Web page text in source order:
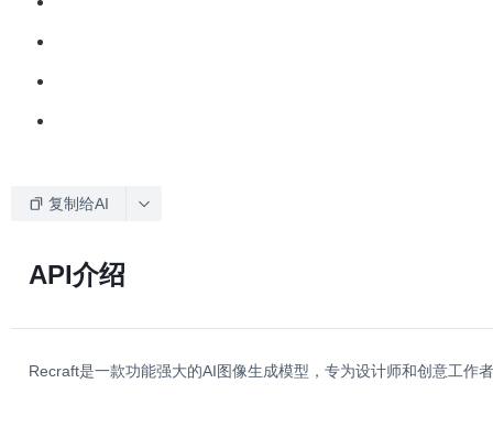
复制给AI
API介绍
Recraft是一款功能强大的AI图像生成模型，专为设计师和创意工作